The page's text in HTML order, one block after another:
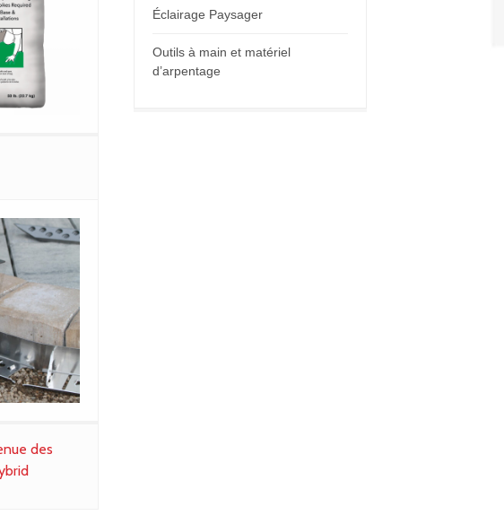
des
Éclairage Paysager
Outils à main et matériel
d’arpentage